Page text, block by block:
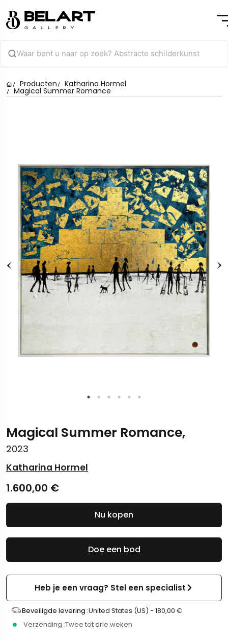
Producten Katharina Hormel
Magical Summer Romance
Magical Summer Romance,
2023
Katharina Hormel
1.600,00 €
Doe een bod
Heb je een vraag? Stel een specialist
Beveiligde levering :United States (US) - 180,00 €
Verzending :Twee tot drie weken
Nu kopen